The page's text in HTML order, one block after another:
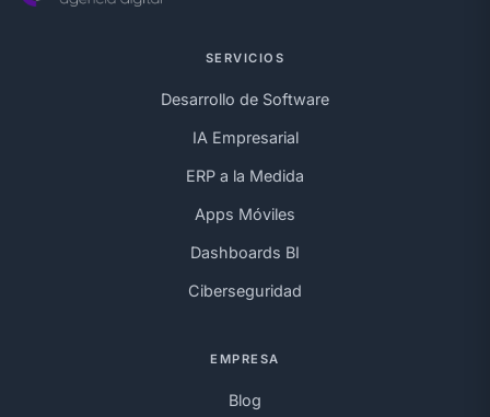
SERVICIOS
Desarrollo de Software
IA Empresarial
ERP a la Medida
Apps Móviles
Dashboards BI
Ciberseguridad
EMPRESA
Blog